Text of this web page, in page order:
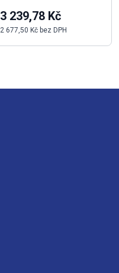
3 239,78 Kč
2 677,50 Kč bez DPH